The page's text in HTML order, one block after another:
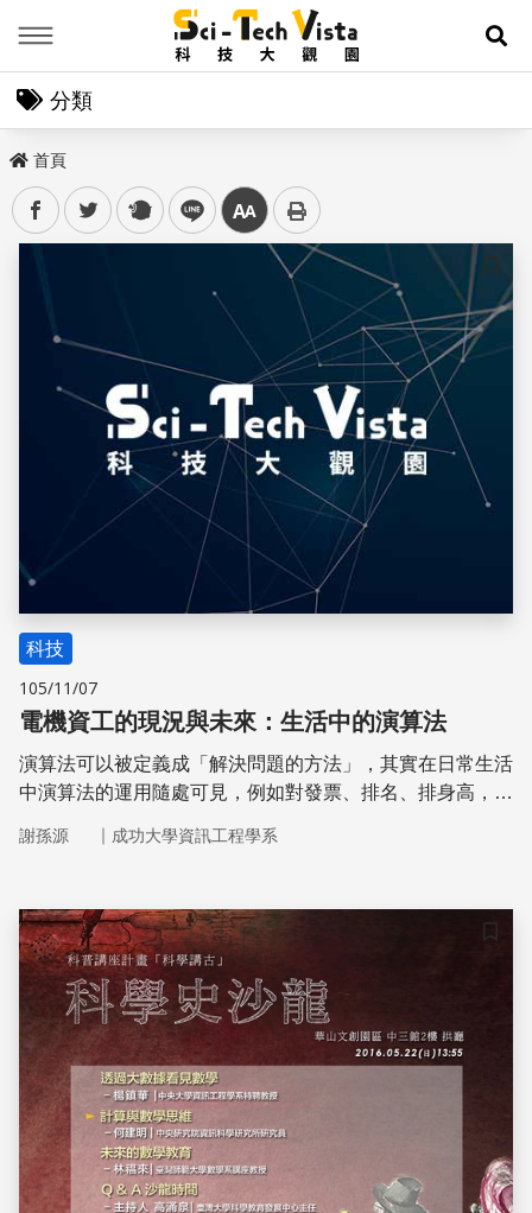
展
分類
首頁
facebooktwitter plurk line 中
儲存
科技
105/11/07
電機資工的現況與未來：生活中的演算法
演算法可以被定義成「解決問題的方法」，其實在日常生活
中演算法的運用隨處可見，例如對發票、排名、排身高，只
用合適的演算法，將可以大幅提升生活品質，節省時間、空
謝孫源 ｜ 成功大學資訊工程學系
儲存